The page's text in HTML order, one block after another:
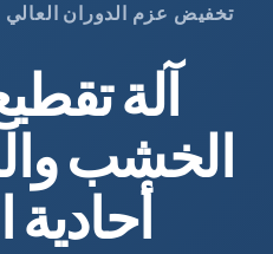
تخفيض عزم الدوران
آلة
الخشب
أحادية